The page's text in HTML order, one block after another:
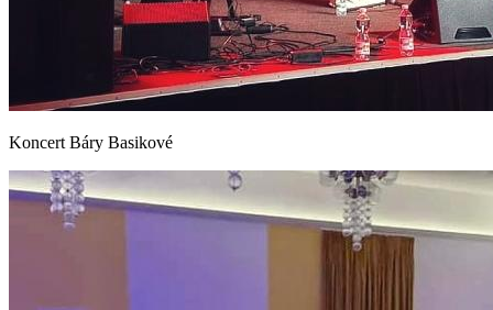
Koncert Báry Basikové